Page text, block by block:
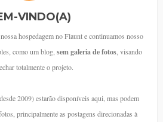
VINDO(A)
hospedagem no Flaunt e continuamos nosso
como um blog, sem galeria de fotos , visando
totalmente o projeto.
2009) estarão disponíveis aqui, mas podem
principalmente as postagens direcionadas à